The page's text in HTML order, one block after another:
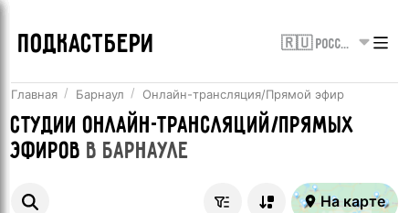
ПОДКАСТБЕРИ 🇷🇺 Россия
Главная Барнаул Онлайн-трансляция/Прямой эфир
Студии онлайн-трансляций/Прямых
эфиров в Барнауле
На карте